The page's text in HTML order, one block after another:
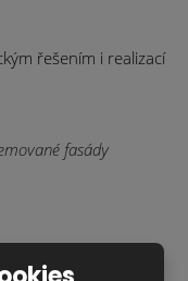
řešením i realizací